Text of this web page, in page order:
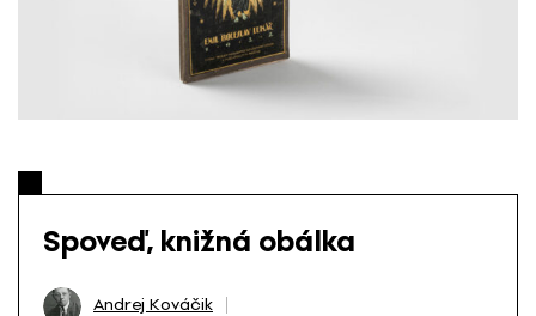
Spoveď, knižná obálka
Andrej Kováčik